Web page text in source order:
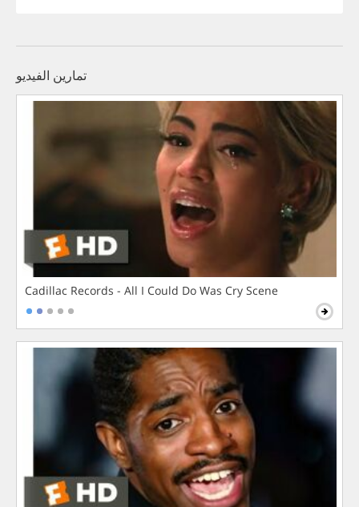
تمارين الفيديو
Cadillac Records - All I Could Do Was Cry Scene